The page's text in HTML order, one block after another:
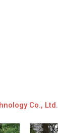
Co., Ltd.